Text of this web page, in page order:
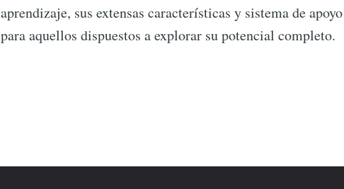
aprendizaje, sus extensas características y sistema de
para aquellos dispuestos a explorar su potencial completo.